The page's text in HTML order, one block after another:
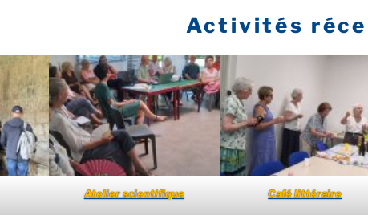
Activités
Atelier scientifique Café littéraire